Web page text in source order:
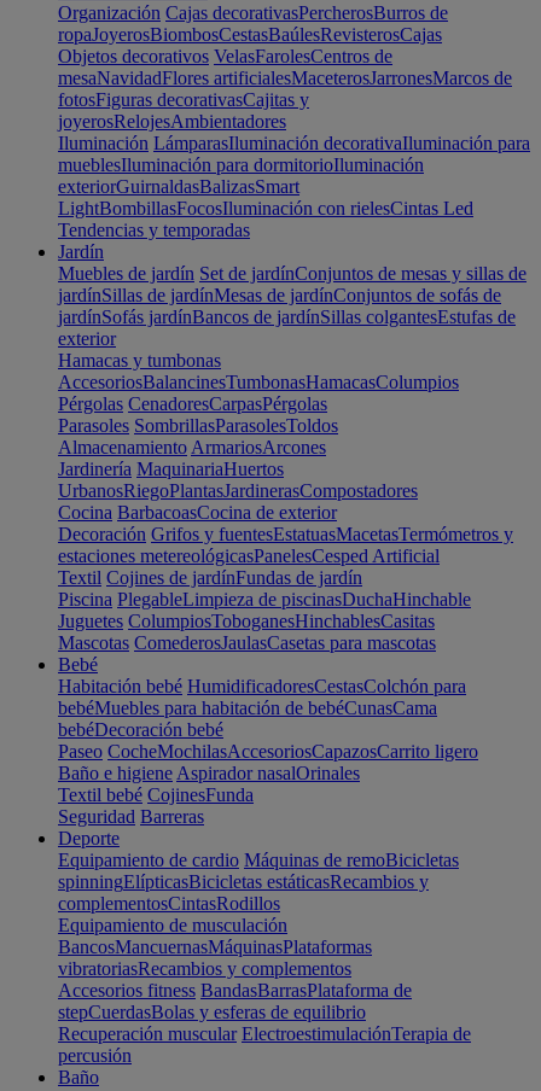
Organización Cajas decorativasPercherosBurros de
ropaJoyerosBiombosCestasBaúlesRevisterosCajas
Objetos decorativos VelasFarolesCentros de
mesaNavidadFlores artificialesMaceterosJarronesMarcos de
fotosFiguras decorativasCajitas y
joyerosRelojesAmbientadores
Iluminación LámparasIluminación decorativaIluminación para
mueblesIluminación para dormitorioIluminación
exteriorGuirnaldasBalizasSmart
LightBombillasFocosIluminación con rielesCintas Led
Tendencias y temporadas
Jardín
Muebles de jardín Set de jardínConjuntos de mesas y sillas de
jardínSillas de jardínMesas de jardínConjuntos de sofás de
jardínSofás jardínBancos de jardínSillas colgantesEstufas de
exterior
Hamacas y tumbonas
AccesoriosBalancinesTumbonasHamacasColumpios
Pérgolas CenadoresCarpasPérgolas
Parasoles SombrillasParasolesToldos
Almacenamiento ArmariosArcones
Jardinería MaquinariaHuertos
UrbanosRiegoPlantasJardinerasCompostadores
Cocina BarbacoasCocina de exterior
Decoración Grifos y fuentesEstatuasMacetasTermómetros y
estaciones metereológicasPanelesCesped Artificial
Textil Cojines de jardínFundas de jardín
Piscina PlegableLimpieza de piscinasDuchaHinchable
Juguetes ColumpiosToboganesHinchablesCasitas
Mascotas ComederosJaulasCasetas para mascotas
Bebé
Habitación bebé HumidificadoresCestasColchón para
bebéMuebles para habitación de bebéCunasCama
bebéDecoración bebé
Paseo CocheMochilasAccesoriosCapazosCarrito ligero
Baño e higiene Aspirador nasalOrinales
Textil bebé CojinesFunda
Seguridad Barreras
Deporte
Equipamiento de cardio Máquinas de remoBicicletas
spinningElípticasBicicletas estáticasRecambios y
complementosCintasRodillos
Equipamiento de musculación
BancosMancuernasMáquinasPlataformas
vibratoriasRecambios y complementos
Accesorios fitness BandasBarrasPlataforma de
stepCuerdasBolas y esferas de equilibrio
Recuperación muscular ElectroestimulaciónTerapia de
percusión
Baño